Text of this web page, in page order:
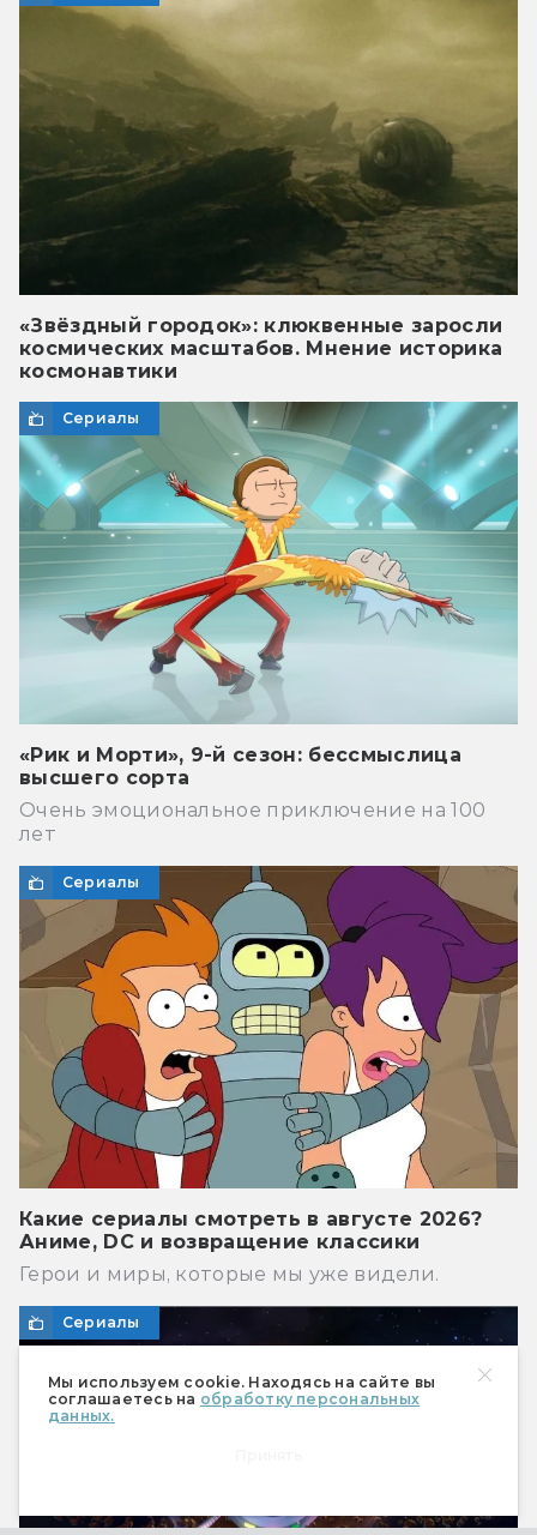
Мы используем cookie. Находясь на сайте вы
соглашаетесь на обработку персональных
данных.
«Звёздный городок»: клюквенные заросли
космических масштабов. Мнение историка
космонавтики
Сериалы
«Рик и Морти», 9-й сезон: бессмыслица
высшего сорта
Очень эмоциональное приключение на 100
лет
Сериалы
Какие сериалы смотреть в августе 2026?
Аниме, DC и возвращение классики
Герои и миры, которые мы уже видели.
Сериалы